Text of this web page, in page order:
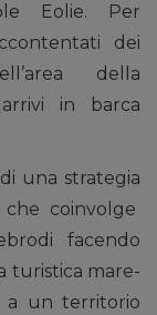
Eolie. Per
dei
della
in barca
una strategia
coinvolge
facendo
turistica mare-
a un territorio